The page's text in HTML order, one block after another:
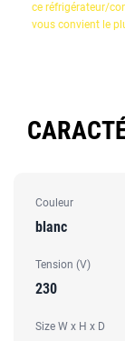
ce réfrigérateur/
vous convient le
Couleur
blanc
Tension (V)
230
Size W x H x D